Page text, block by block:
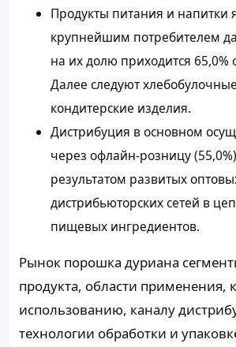
Продукты питания и напитки
крупнейшим потребителем
на их долю приходится 65,0%
Далее следуют
кондитерские изделия.
Дистрибуция в основном
через офлайн-розницу
результатом развитых
дистрибьюторских сетей в
пищевых ингредиентов.
Рынок порошка дуриана
продукта, области применения,
использованию, каналу
технологии обработки и